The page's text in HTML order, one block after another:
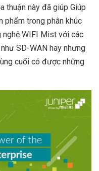
thuận này đã giúp Giúp
phẩm trong phân khúc
nghệ WIFI Mist với các
SD-WAN hay nhưng
cuối có được những